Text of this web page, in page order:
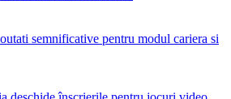
semnificative pentru modul cariera si